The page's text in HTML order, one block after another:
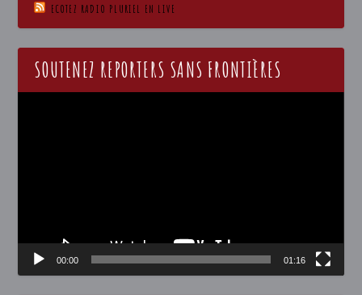
ECOTEZ RADIO PLURIEL EN LIVE
SOUTENEZ REPORTERS SANS FRONTIÈRES
00:00 01:16